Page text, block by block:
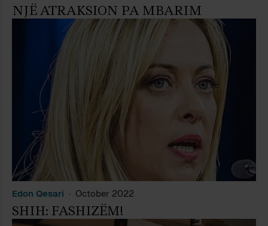
NJË ATRAKSION PA MBARIM
Edon Qesari October 2022
SHIH: FASHIZËM!